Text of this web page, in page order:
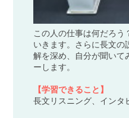
この人の仕事は何だろう
いきます。さらに長文の
解を深め、自分が聞いて
ーします。
【学習できること】
長文リスニング、インタ